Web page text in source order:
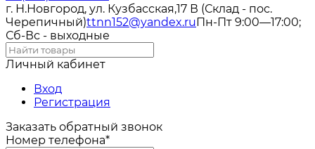
г. Н.Новгород, ул. Кузбасская,17 В (Склад - пос.
Черепичный)ttnn152@yandex.ruПн-Пт 9:00—17:00;
Сб-Вс - выходные
Личный кабинет
Вход
Регистрация
Заказать обратный звонок
Номер телефона*